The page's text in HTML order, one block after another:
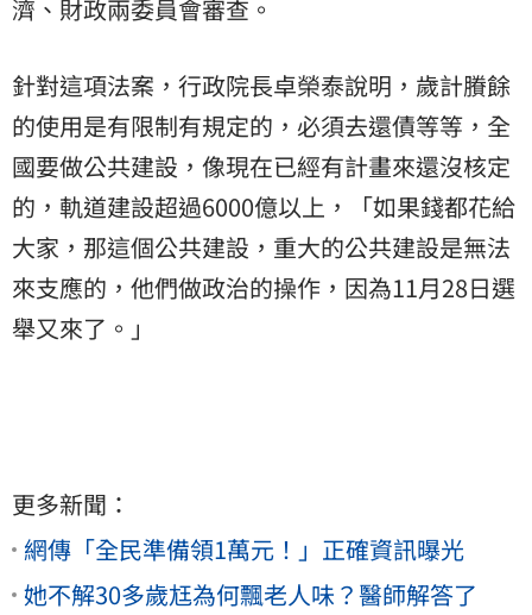
濟、財政兩委員會審查。
針對這項法案，行政院長卓榮泰說明，歲計賸餘
的使用是有限制有規定的，必須去還債等等，全
國要做公共建設，像現在已經有計畫來還沒核定
的，軌道建設超過6000億以上，「如果錢都花給
大家，那這個公共建設，重大的公共建設是無法
來支應的，他們做政治的操作，因為11月28日選
舉又來了。」
更多新聞：
網傳「全民準備領1萬元！」正確資訊曝光
她不解30多歲尪為何飄老人味？醫師解答了